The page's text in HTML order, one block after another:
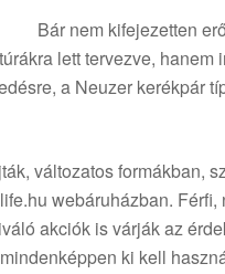
Bár nem kifejezetten
lett tervezve, hanem
a Neuzer kerékpár
változatos formákban,
webáruházban.
akciók is várják az
ki kell